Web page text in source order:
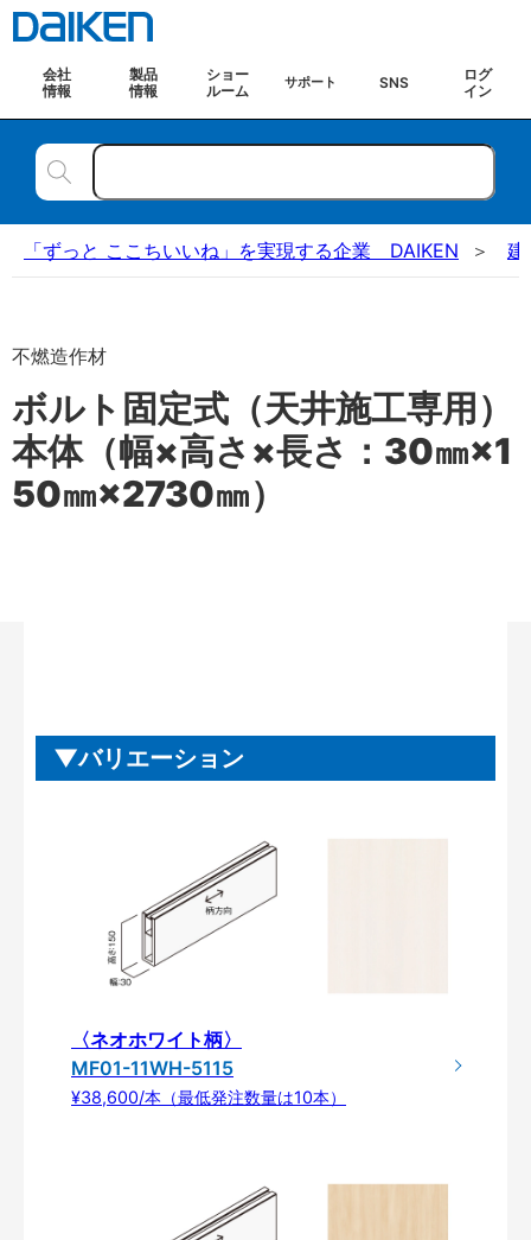
会社
情報
製品
情報
ショー
ルーム
サポート SNS
ログ
イン
「ずっと ここちいいね」を実現する企業 DAIKEN 建
不燃造作材
ボルト固定式（天井施工専用）
本体（幅×高さ×長さ：30㎜×1
50㎜×2730㎜）
バリエーション
〈ネオホワイト柄〉
MF01-11WH-5115
¥38,600/本（最低発注数量は10本）